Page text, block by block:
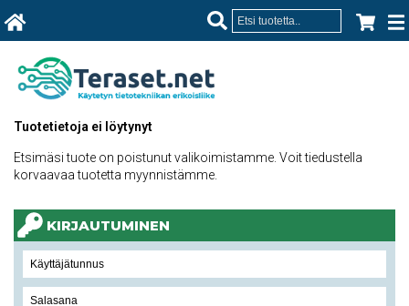
Tuotetietoja ei löytynyt
Etsimäsi tuote on poistunut valikoimistamme. Voit tiedustella
korvaavaa tuotetta myynnistämme.
KIRJAUTUMINEN